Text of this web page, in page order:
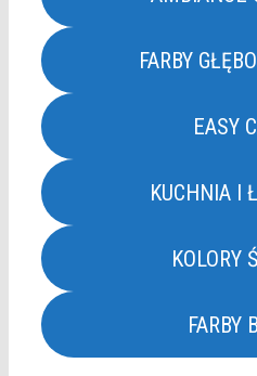
FARBY
EASY
KUCHNIA I
KOLORY
FARBY